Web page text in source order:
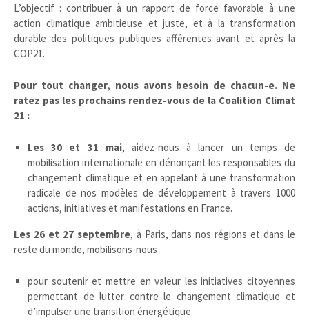
L’objectif : contribuer à un rapport de force favorable à une
action climatique ambitieuse et juste, et à la transformation
durable des politiques publiques afférentes avant et après la
COP21.
Pour tout changer, nous avons besoin de chacun-e. Ne
ratez pas les prochains rendez-vous de la Coalition Climat
21 :
Les 30 et 31 mai, aidez-nous à lancer un temps de
mobilisation internationale en dénonçant les responsables du
changement climatique et en appelant à une transformation
radicale de nos modèles de développement à travers 1000
actions, initiatives et manifestations en France.
Les 26 et 27 septembre, à Paris, dans nos régions et dans le
reste du monde, mobilisons-nous
pour soutenir et mettre en valeur les initiatives citoyennes
permettant de lutter contre le changement climatique et
d’impulser une transition énergétique.